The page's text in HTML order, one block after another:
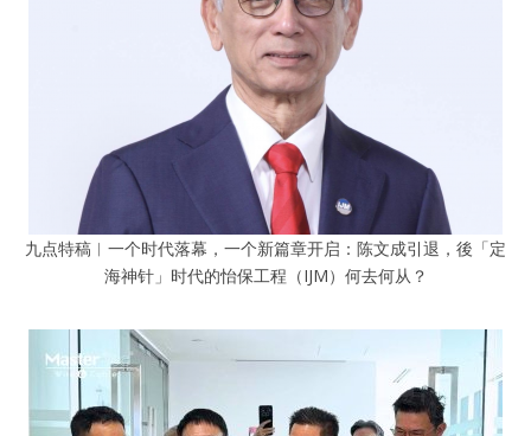
九点特稿︱一个时代落幕，一个新篇章开启：陈文成引退，後「定
海神针」时代的怡保工程（IJM）何去何从？